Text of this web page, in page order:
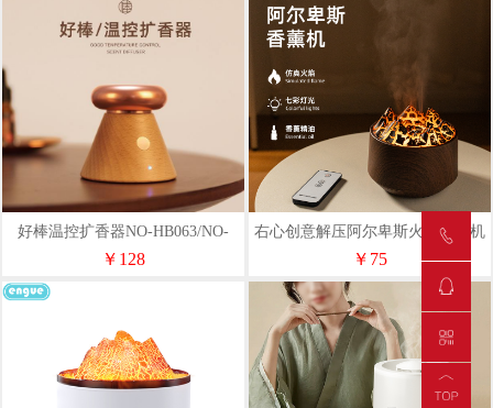
好棒温控扩香器NO-HB063/NO-
HB064
￥128
右心创意解压阿尔卑斯火焰香薰机
精油专用香薰机
￥75